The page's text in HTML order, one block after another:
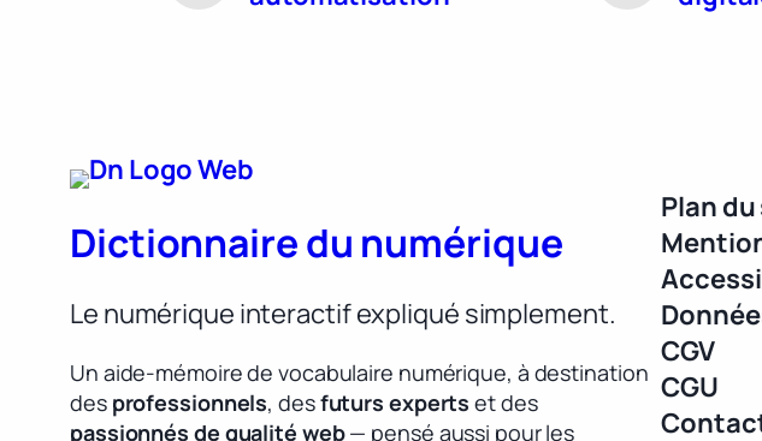
Dictionnaire du numérique
Le numérique interactif expliqué simplement.
Un aide-mémoire de vocabulaire numérique, à destination
des professionnels, desfuturs experts et des
passionnés de qualité web— pensé aussi pour les
Plan
CGV
CGU